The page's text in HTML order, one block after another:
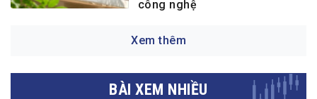
công nghệ
Xem thêm
BÀI XEM NHIỀU